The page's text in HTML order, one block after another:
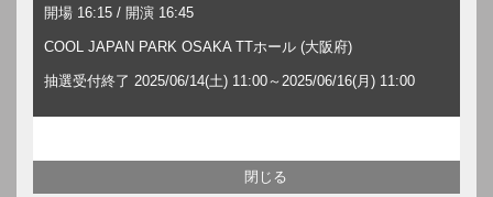
開場 16:15 / 開演 16:45
COOL JAPAN PARK OSAKA TTホール (大阪府)
抽選受付終了 2025/06/14(土) 11:00～2025/06/16(月) 11:00